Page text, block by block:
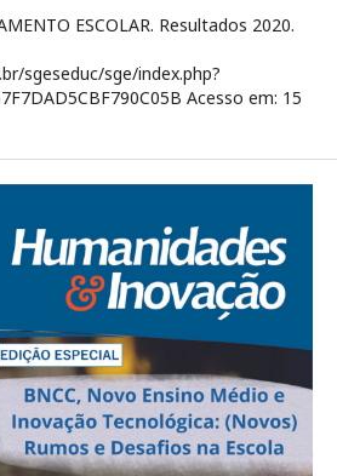
ESCOLAR. Resultados 2020.
sgeseduc/sge/index.php?
Acesso em: 15